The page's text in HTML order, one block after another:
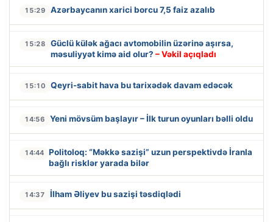
15:29 Azərbaycanın xarici borcu 7,5 faiz azalıb
15:28
Güclü külək ağacı avtomobilin üzərinə aşırsa,
məsuliyyət kimə aid olur? – Vəkil açıqladı
15:10 Qeyri-sabit hava bu tarixədək davam edəcək
14:56 Yeni mövsüm başlayır – İlk turun oyunları bəlli oldu
14:44 Politoloq: “Məkkə sazişi” uzun perspektivdə İranla
bağlı risklər yarada bilər
14:37 İlham Əliyev bu sazişi təsdiqlədi